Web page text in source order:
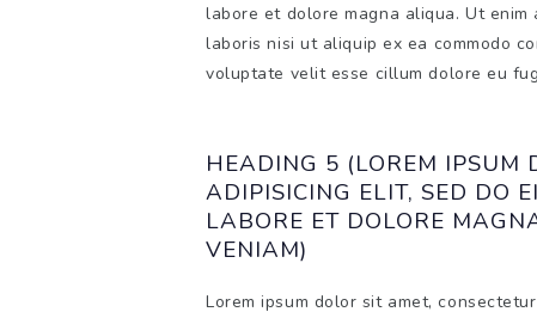
labore et dolore magna aliqua. Ut
laboris nisi ut aliquip ex ea commodo
voluptate velit esse cillum dolore eu
HEADING 5 (LOREM IPSUM
ADIPISICING ELIT, SED DO
LABORE ET DOLORE
VENIAM)
Lorem ipsum dolor sit amet,